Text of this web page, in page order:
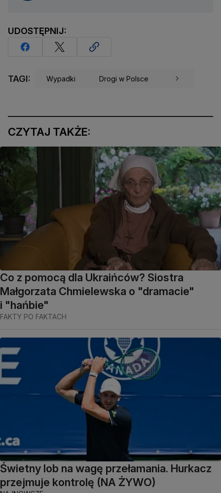
UDOSTĘPNIJ:
TAGI: Wypadki Drogi w Polsce
CZYTAJ TAKŻE:
Co z pomocą dla Ukraińców? Siostra
Małgorzata Chmielewska o "dramacie"
i "hańbie"
FAKTY PO FAKTACH
Świetny lob na wagę przełamania. Hurkacz
przejmuje kontrolę (NA ŻYWO)